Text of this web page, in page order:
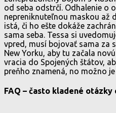
od seba odstrčí. Odhalenie o
nepreniknuteľnou maskou až
istá, či ho ešte dokáže
sama seba. Tessa si
vpred, musí bojovať sama za
New Yorku, aby tu začala
vracia do Spojených štátov,
preňho znamená, no možno
FAQ – často kladené